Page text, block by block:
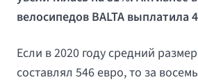
велосипедов BALTA выплатила
Если в 2020 году средний
составлял 546 евро, то за